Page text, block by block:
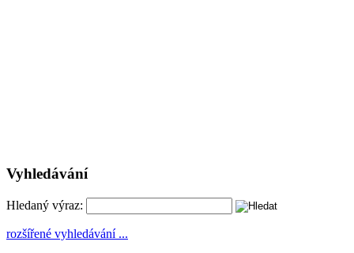
Vyhledávání
Hledaný výraz:
rozšířené vyhledávání ...